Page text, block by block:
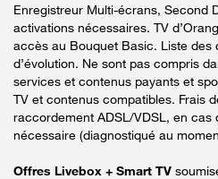
Enregistreur Multi-écrans, Second
activations nécessaires. TV
accès au Bouquet Basic. Liste des
d’évolution. Ne sont pas compris
services et contenus payants et
TV et contenus compatibles. Frais
raccordement ADSL/VDSL, en
nécessaire (diagnostiqué au
Offres Livebox + Smart TV